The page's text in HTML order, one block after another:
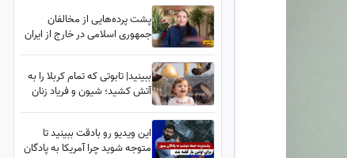
پشت پرده‌هایی از مخالفان
جمهوری اسلامی در خارج از ایران
را هم می‌دهند
ببینید| تابوتی که تمام کربلا را به
آتش کشید؛ شیون و فریاد زنان
این ویدیو رو بادقت ببینید تا
متوجه شوید چرا آمریکا به پادگان